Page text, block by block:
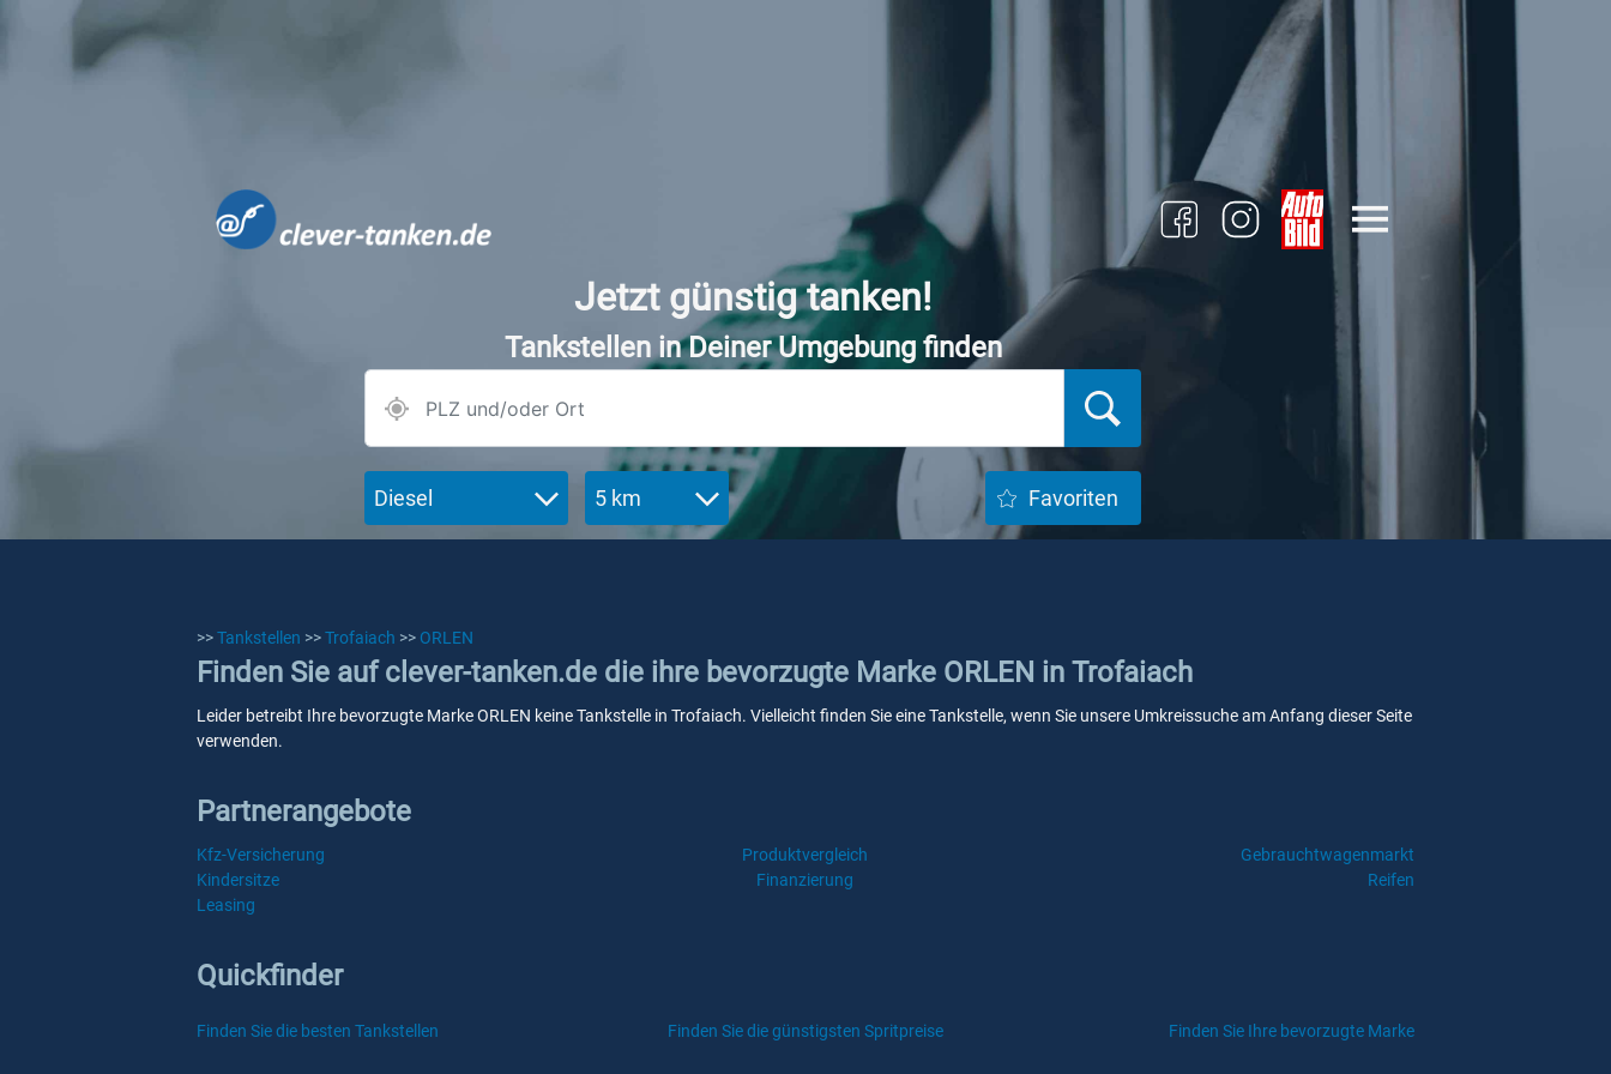
Jetzt günstig tanken!
Tankstellen in Deiner Umgebung finden
Diesel 5 km Favoriten
>>Tankstellen >>Trofaiach >> ORLEN
Finden Sie auf clever-tanken.de die ihre bevorzugte Marke ORLEN in Trofaiach
Leider betreibt Ihre bevorzugte Marke ORLEN keine Tankstelle in Trofaiach. Vielleicht finden Sie eine Tankstelle, wenn Sie unsere Umkreissuche am Anfang dieser Seite
verwenden.
Partnerangebote
Kfz-Versicherung Produktvergleich
Gebrauchtwagenmarkt
Kindersitze
Finanzierung
Reifen
Leasing
Quickfinder
Finden Sie die besten Tankstellen Finden Sie die günstigsten Spritpreise Finden Sie Ihre bevorzugte Marke